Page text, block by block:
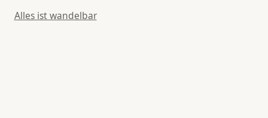
Alles ist wandelbar